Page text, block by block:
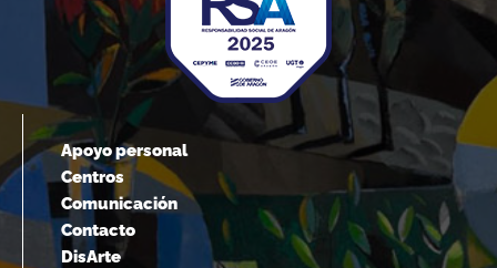
Apoyo personal
Centros
Comunicación
Contacto
DisArte